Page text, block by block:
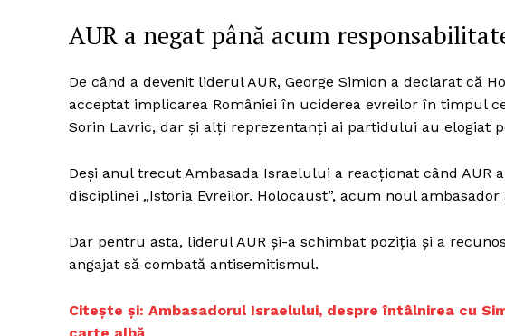
AUR a negat până acum
De când a devenit liderul AUR, George Simion a declarat că
acceptat implicarea României în uciderea evreilor în timpul
Sorin Lavric, dar și alți reprezentanți ai partidului au elogiat
Deși anul trecut Ambasada Israelului a reacționat când AUR
disciplinei „Istoria Evreilor. Holocaust”, acum noul
Dar pentru asta, liderul AUR și-a schimbat poziția și a
angajat să combată antisemitismul.
Citește și: Ambasadorul Israelului, despre întâlnirea cu